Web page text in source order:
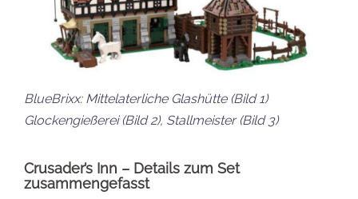
BlueBrixx: Mittelaterliche Glashütte (Bild 1)
Glockengießerei (Bild 2), Stallmeister (Bild 3)
Crusader’s Inn – Details zum Set
zusammengefasst